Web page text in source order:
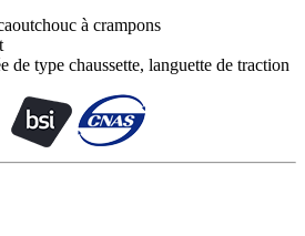
à crampons
de type chaussette, languette de traction